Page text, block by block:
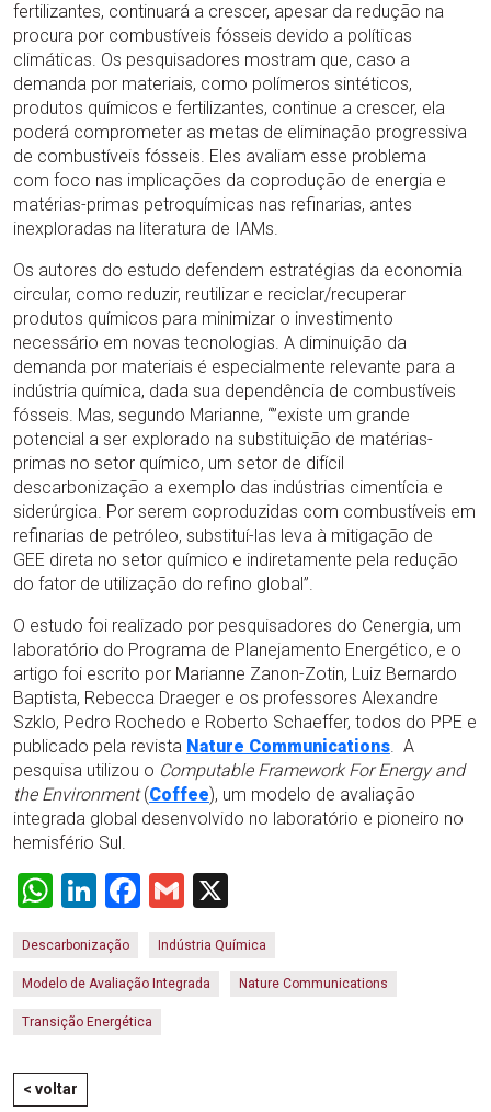
fertilizantes, continuará a crescer, apesar da redução na
procura por combustíveis fósseis devido a políticas
climáticas. Os pesquisadores mostram que, caso a
demanda por materiais, como polímeros sintéticos,
produtos químicos e fertilizantes, continue a crescer, ela
poderá comprometer as metas de eliminação progressiva
de combustíveis fósseis. Eles avaliam esse problema
com foco nas implicações da coprodução de energia e
matérias-primas petroquímicas nas refinarias, antes
inexploradas na literatura de IAMs.
Os autores do estudo defendem estratégias da economia
circular, como reduzir, reutilizar e reciclar/recuperar
produtos químicos para minimizar o investimento
necessário em novas tecnologias. A diminuição da
demanda por materiais é especialmente relevante para a
indústria química, dada sua dependência de combustíveis
fósseis. Mas, segundo Marianne, “”existe um grande
potencial a ser explorado na substituição de matérias-
primas no setor químico, um setor de difícil
descarbonização a exemplo das indústrias cimentícia e
siderúrgica. Por serem coproduzidas com combustíveis em
refinarias de petróleo, substituí-las leva à mitigação de
GEE direta no setor químico e indiretamente pela redução
do fator de utilização do refino global”.
O estudo foi realizado por pesquisadores do Cenergia, um
laboratório do Programa de Planejamento Energético, e o
artigo foi escrito por Marianne Zanon-Zotin, Luiz Bernardo
Baptista, Rebecca Draeger e os professores Alexandre
Szklo, Pedro Rochedo e Roberto Schaeffer, todos do PPE e
publicado pela revista Nature Communications. A
pesquisa utilizou o Computable Framework For Energy and
the Environment(Coffee), um modelo de avaliação
integrada global desenvolvido no laboratório e pioneiro no
hemisfério Sul.
WhatsApp
LinkedIn
Facebook
Gmail
Descarbonização Indústria Química
Modelo de Avaliação Integrada Nature Communications
Transição Energética
< voltar